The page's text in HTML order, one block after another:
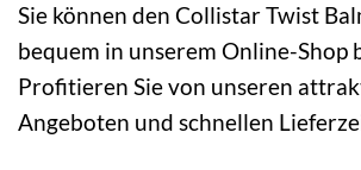
Sie können den Collistar Twist
bequem in unserem Online-Shop
Profitieren Sie von unseren
Angeboten und schnellen